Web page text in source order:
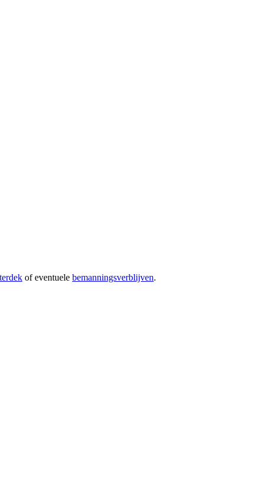
of eventuele bemanningsverblijven.